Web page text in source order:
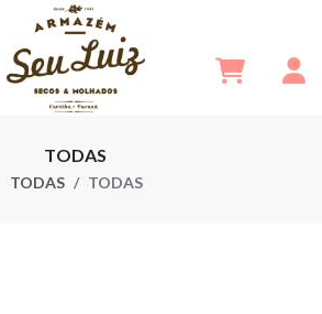
TODAS
TODAS TODAS